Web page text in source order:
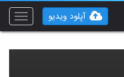
Toggle
آپلود ویدیو